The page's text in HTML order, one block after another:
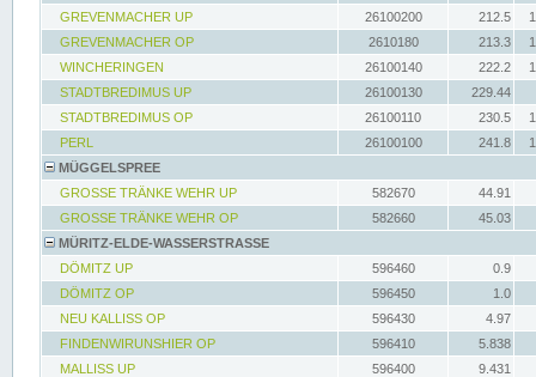
GREVENMACHER UP
26100200 212.5
GREVENMACHER OP
2610180 213.3
WINCHERINGEN
26100140 222.2
STADTBREDIMUS UP
26100130
229.44
STADTBREDIMUS OP
26100110 230.5
PERL
26100100 241.8
MÜGGELSPREE
GROSSE TRÄNKE WEHR UP
582670
44.91
GROSSE TRÄNKE WEHR OP
582660
45.03
MÜRITZ-ELDE-WASSERSTRASSE
DÖMITZ UP
596460
0.9
DÖMITZ OP
596450
1.0
NEU KALLISS OP
596430
4.97
FINDENWIRUNSHIER OP
596410
5.838
MALLISS UP
596400
9.431